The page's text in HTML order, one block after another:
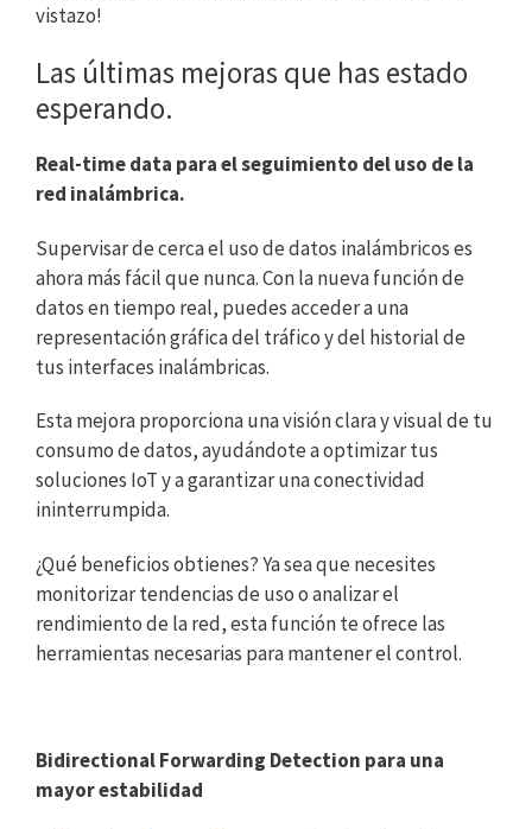
vistazo!
Las últimas mejoras que has estado
esperando.
Real-time data para el seguimiento del uso de la
red inalámbrica.
Supervisar de cerca el uso de datos inalámbricos es
ahora más fácil que nunca. Con la nueva función de
datos en tiempo real, puedes acceder a una
representación gráfica del tráfico y del historial de
tus interfaces inalámbricas.
Esta mejora proporciona una visión clara y visual de tu
consumo de datos, ayudándote a optimizar tus
soluciones IoT y a garantizar una conectividad
ininterrumpida.
¿Qué beneficios obtienes? Ya sea que necesites
monitorizar tendencias de uso o analizar el
rendimiento de la red, esta función te ofrece las
herramientas necesarias para mantener el control.
Bidirectional Forwarding Detection para una
mayor estabilidad